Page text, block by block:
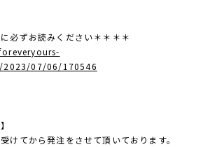
必ずお読みください＊＊＊＊
07/06/170546
けてから発注をさせて頂いております。